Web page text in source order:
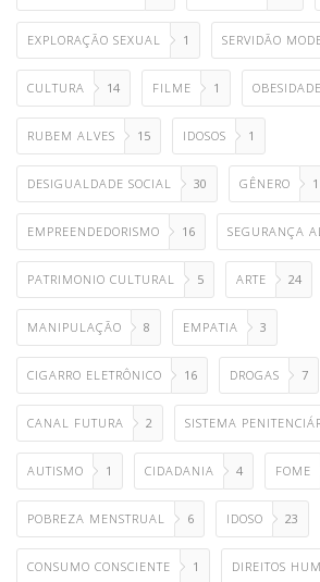
EXPLORAÇÃO SEXUAL 1 SERVIDÃO
CULTURA 14 FILME 1 OBESIDADE
RUBEM ALVES 15 IDOSOS 1
DESIGUALDADE SOCIAL 30 GÊNERO 1
EMPREENDEDORISMO 16 SEGURANÇA
PATRIMONIO CULTURAL 5 ARTE 24
MANIPULAÇÃO 8 EMPATIA 3
CIGARRO ELETRÔNICO 16 DROGAS 7
CANAL FUTURA 2 SISTEMA
AUTISMO 1 CIDADANIA 4 FOME
POBREZA MENSTRUAL 6 IDOSO 23
CONSUMO CONSCIENTE 1 DIREITOS